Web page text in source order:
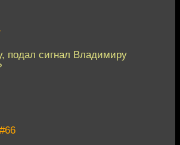
подал сигнал Владимиру
#66